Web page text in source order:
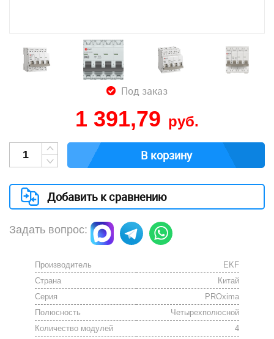
Под заказ
1 391,79 руб.
В корзину
Добавить к сравнению
Задать вопрос:
Производитель
EKF
Страна
Китай
Серия
PROxima
Полюсность
Четырехполюсной
Количество модулей
4